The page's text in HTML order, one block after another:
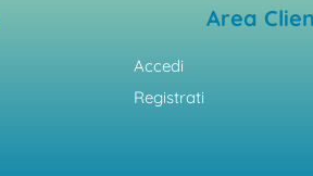
Area
Accedi
Registrati